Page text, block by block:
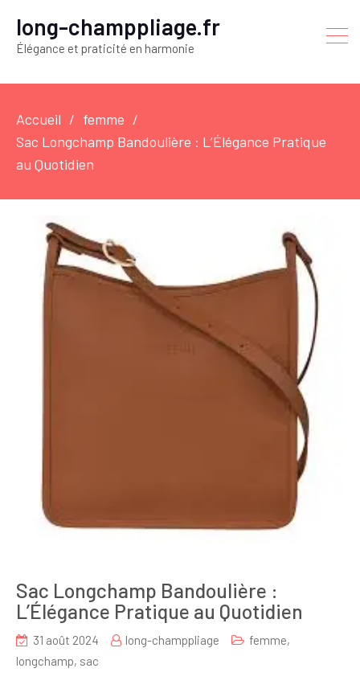
long-champpliage.fr
Élégance et praticité en harmonie
Accueil
femme
Sac Longchamp Bandoulière : L’Élégance Pratique
au Quotidien
Sac Longchamp Bandoulière :
L’Élégance Pratique au Quotidien
31 août 2024 long-champpliage femme,
longchamp, sac